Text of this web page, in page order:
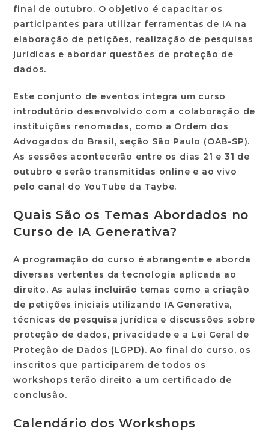
final de outubro. O objetivo é capacitar os
participantes para utilizar ferramentas de IA na
elaboração de petições, realização de pesquisas
jurídicas e abordar questões de proteção de
dados.
Este conjunto de eventos integra um curso
introdutório desenvolvido com a colaboração de
instituições renomadas, como a Ordem dos
Advogados do Brasil, seção São Paulo (OAB-SP).
As sessões acontecerão entre os dias 21 e 31 de
outubro e serão transmitidas online e ao vivo
pelo canal do YouTube da Taybe.
Quais São os Temas Abordados no
Curso de IA Generativa?
A programação do curso é abrangente e aborda
diversas vertentes da tecnologia aplicada ao
direito. As aulas incluirão temas como a criação
de petições iniciais utilizando IA Generativa,
técnicas de pesquisa jurídica e discussões sobre
proteção de dados, privacidade e a Lei Geral de
Proteção de Dados (LGPD). Ao final do curso, os
inscritos que participarem de todos os
workshops terão direito a um certificado de
conclusão.
Calendário dos Workshops